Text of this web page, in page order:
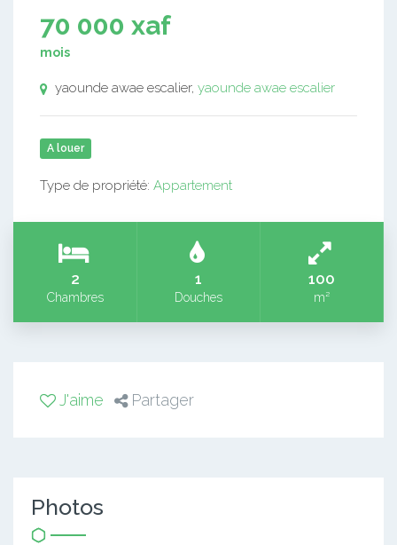
70 000 xaf
mois
yaounde awae escalier, yaounde awae escalier
A louer
Type de propriété: Appartement
2
Chambres
1
Douches
100
m²
J'aime Partager
Photos